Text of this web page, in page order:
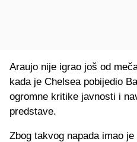
Araujo nije igrao još od
kada je Chelsea pobijedio
ogromne kritike javnosti i
predstave.
Zbog takvog napada imao